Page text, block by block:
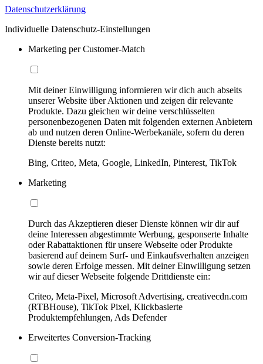
Datenschutzerklärung
Individuelle Datenschutz-Einstellungen
Marketing per Customer-Match
Mit deiner Einwilligung informieren wir dich auch abseits
unserer Website über Aktionen und zeigen dir relevante
Produkte. Dazu gleichen wir deine verschlüsselten
personenbezogenen Daten mit folgenden externen Anbietern
ab und nutzen deren Online-Werbekanäle, sofern du deren
Dienste bereits nutzt:
Bing, Criteo, Meta, Google, LinkedIn, Pinterest, TikTok
Marketing
Durch das Akzeptieren dieser Dienste können wir dir auf
deine Interessen abgestimmte Werbung, gesponserte Inhalte
oder Rabattaktionen für unsere Webseite oder Produkte
basierend auf deinem Surf- und Einkaufsverhalten anzeigen
sowie deren Erfolge messen. Mit deiner Einwilligung setzen
wir auf dieser Webseite folgende Drittdienste ein:
Criteo, Meta-Pixel, Microsoft Advertising, creativecdn.com
(RTBHouse), TikTok Pixel, Klickbasierte
Produktempfehlungen, Ads Defender
Erweitertes Conversion-Tracking